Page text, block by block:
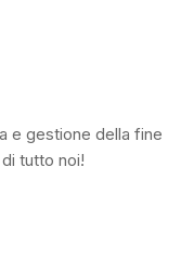
e gestione della fine
tutto noi!